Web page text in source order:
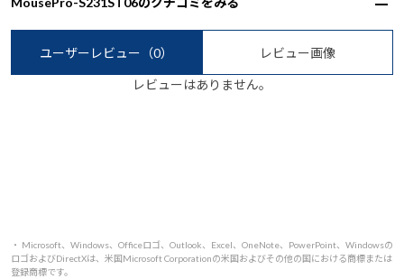
ユーザーレビュー （0） レビュー画像
レビューはありません。
・ Microsoft、Windows、Officeロゴ、Outlook、Excel、OneNote、PowerPoint、Windowsの
ロゴおよびDirectXは、米国Microsoft Corporationの米国およびその他の国における商標または
登録商標です。